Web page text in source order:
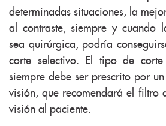
determinadas situaciones, la
al contraste, siempre y cuando
sea quirúrgica, podría
corte selectivo. El tipo de corte
siempre debe ser prescrito por
visión, que recomendará el filtro
visión al paciente.